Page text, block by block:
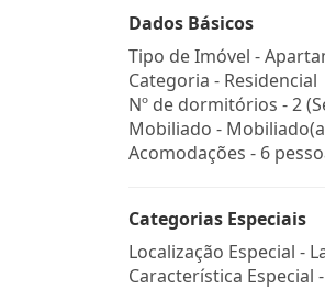
Dados Básicos
Tipo de Imóvel -
Categoria - Residencial
Nº de dormitórios - 2
Mobiliado -
Acomodações - 6
Categorias Especiais
Localização Especial -
Característica